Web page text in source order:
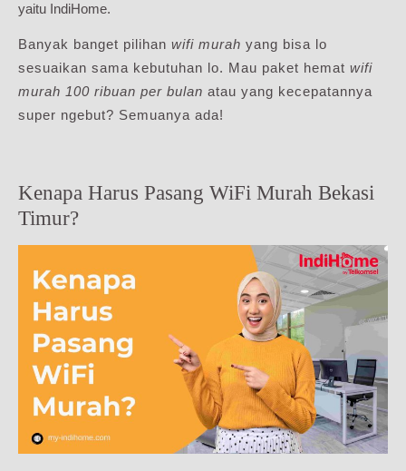
yaitu IndiHome.
Banyak banget pilihan wifi murah yang bisa lo
sesuaikan sama kebutuhan lo. Mau paket hemat wifi
murah 100 ribuan per bulan atau yang kecepatannya
super ngebut? Semuanya ada!
Kenapa Harus Pasang WiFi Murah Bekasi
Timur?